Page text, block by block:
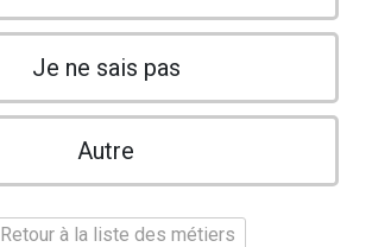
Je ne sais pas
Autre
Retour à la liste des métiers